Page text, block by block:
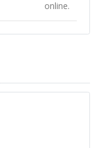
online.